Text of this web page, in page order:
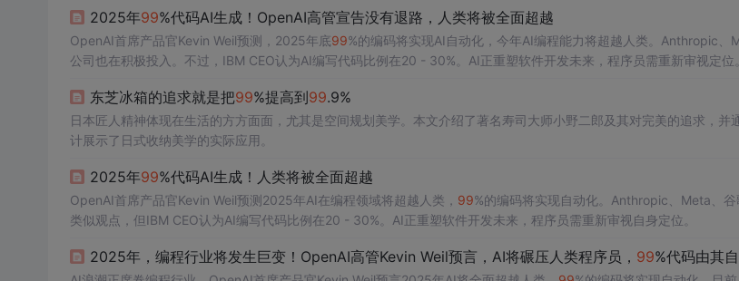
2025年99%代码AI生成！OpenAI高管宣告没有退路，人类将被全面超越
OpenAI首席产品官Kevin Weil预测，2025年底99%的编码将实现AI自动化，今年AI编程能力将超越人类。Anthropic、
公司也在积极投入。不过，IBM CEO认为AI编写代码比例在20 - 30%。AI正重塑软件开发未来，程序员需重新审视定位。
东芝冰箱的追求就是把99%提高到99.9%
日本匠人精神体现在生活的方方面面，尤其是空间规划美学。本文介绍了著名寿司大师小野二郎及其对完美的追求，并
计展示了日式收纳美学的实际应用。
2025年99%代码AI生成！人类将被全面超越
OpenAI首席产品官Kevin Weil预测2025年AI在编程领域将超越人类， 99%的编码将实现自动化。Anthropic、Meta、
类似观点，但IBM CEO认为AI编写代码比例在20 - 30%。AI正重塑软件开发未来，程序员需重新审视自身定位。
2025年，编程行业将发生巨变！OpenAI高管Kevin Weil预言，AI将碾压人类程序员， 99%代码由其